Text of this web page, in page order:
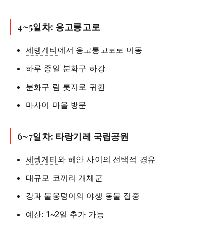
4~5일차: 응고롱고로
세렝게티 에서 응고롱고로로 이동
하루 종일 분화구 하강
분화구 림 롯지로 귀환
마사이 마을 방문
6~7일차: 타랑기레 국립공원
세렝게티 와 해안 사이의 선택적 경유
대규모 코끼리 개체군
강과 물웅덩이의 야생 동물 집중
예산: 1~2일 추가 가능